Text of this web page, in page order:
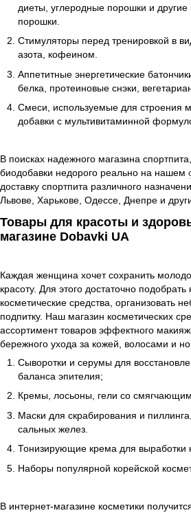
диеты, углеродные порошки и
порошки.
Стимуляторы перед тренировкой в
азота, кофеином.
Аппетитные энергетические
белка, протеиновые снэки,
Смеси, используемые для строения
добавки с мультивитаминной
В поисках надежного магазина
биодобавки недорого реально на нашем
доставку спортпита различного
Львове, Харькове, Одессе, Днепре и
Товары для красоты и
магазине Dobavki UA
Каждая женщина хочет сохранить
красоту. Для этого достаточно подобрать
косметические средства, организовать
подпитку. Наш магазин косметических
ассортимент товаров эффектного
бережного ухода за кожей, волосами и
Сыворотки и серумы для
баланса эпителия;
Кремы, лосьоны, гели со
Маски для скрабирования и
сальных желез.
Тонизирующие крема для выработки
Наборы популярной корейской
В интернет-магазине косметики